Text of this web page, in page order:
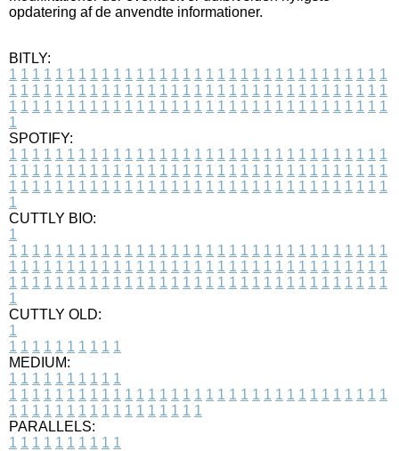
opdatering af de anvendte informationer.
BITLY:
1 1 1 1 1 1 1 1 1 1 1 1 1 1 1 1 1 1 1 1 1 1 1 1 1 1 1 1 1 1 1 1 1
1 1 1 1 1 1 1 1 1 1 1 1 1 1 1 1 1 1 1 1 1 1 1 1 1 1 1 1 1 1 1 1 1
1 1 1 1 1 1 1 1 1 1 1 1 1 1 1 1 1 1 1 1 1 1 1 1 1 1 1 1 1 1 1 1 1
1
SPOTIFY:
1 1 1 1 1 1 1 1 1 1 1 1 1 1 1 1 1 1 1 1 1 1 1 1 1 1 1 1 1 1 1 1 1
1 1 1 1 1 1 1 1 1 1 1 1 1 1 1 1 1 1 1 1 1 1 1 1 1 1 1 1 1 1 1 1 1
1 1 1 1 1 1 1 1 1 1 1 1 1 1 1 1 1 1 1 1 1 1 1 1 1 1 1 1 1 1 1 1 1
1
CUTTLY BIO:
1
1 1 1 1 1 1 1 1 1 1 1 1 1 1 1 1 1 1 1 1 1 1 1 1 1 1 1 1 1 1 1 1 1
1 1 1 1 1 1 1 1 1 1 1 1 1 1 1 1 1 1 1 1 1 1 1 1 1 1 1 1 1 1 1 1 1
1 1 1 1 1 1 1 1 1 1 1 1 1 1 1 1 1 1 1 1 1 1 1 1 1 1 1 1 1 1 1 1 1
1
CUTTLY OLD:
1
1 1 1 1 1 1 1 1 1 1
MEDIUM:
1 1 1 1 1 1 1 1 1 1
1 1 1 1 1 1 1 1 1 1 1 1 1 1 1 1 1 1 1 1 1 1 1 1 1 1 1 1 1 1 1 1 1
1 1 1 1 1 1 1 1 1 1 1 1 1 1 1 1 1
PARALLELS:
1 1 1 1 1 1 1 1 1 1